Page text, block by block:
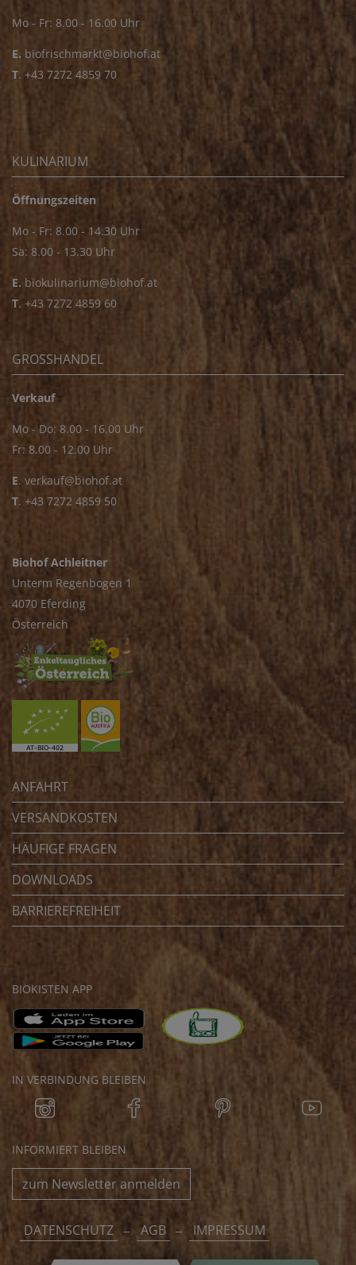
Mo - Fr: 8.00 - 16.00 Uhr
E. biofrischmarkt@biohof.at
T. +43 7272 4859 70
KULINARIUM
Öffnungszeiten
Mo - Fr: 8.00 - 14.30 Uhr
Sa: 8.00 - 13.30 Uhr
E. biokulinarium@biohof.at
T. +43 7272 4859 60
GROSSHANDEL
Verkauf
Mo - Do: 8.00 - 16.00 Uhr
Fr: 8.00 - 12.00 Uhr
E. verkauf@biohof.at
T. +43 7272 4859 50
Biohof Achleitner
Unterm Regenbogen 1
4070 Eferding
Österreich
ANFAHRT
VERSANDKOSTEN
HÄUFIGE FRAGEN
DOWNLOADS
BARRIEREFREIHEIT
BIOKISTEN APP
IN VERBINDUNG BLEIBEN
INFORMIERT BLEIBEN
zum Newsletter anmelden
DATENSCHUTZ AGB IMPRESSUM